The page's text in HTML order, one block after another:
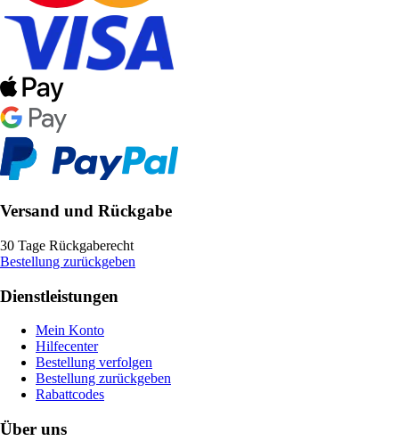
Versand und Rückgabe
30 Tage Rückgaberecht
Bestellung zurückgeben
Dienstleistungen
Mein Konto
Hilfecenter
Bestellung verfolgen
Bestellung zurückgeben
Rabattcodes
Über uns